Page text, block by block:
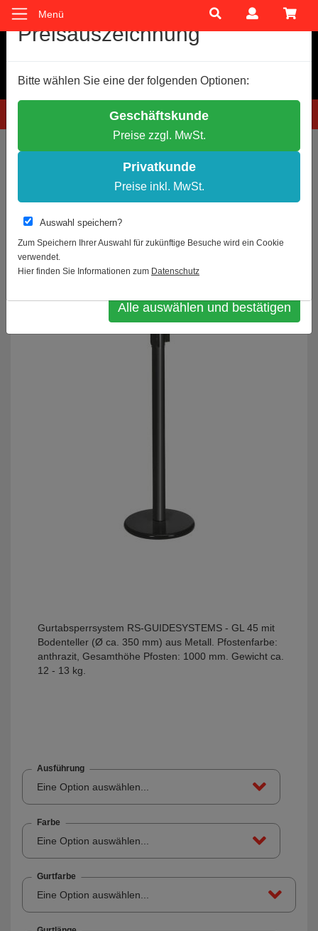
Hotline: 0781 9399888-60
Menü
Sie sind hier:
Artikel 36 von 45
Gurtabsperrpfosten RS-
GUIDESYSTEMS GL 45
Gurtabsperrsystem RS-GUIDESYSTEMS - GL 45 mit
Bodenteller (Ø ca. 350 mm) aus Metall. Pfostenfarbe:
anthrazit, Gesamthöhe Pfosten: 1000 mm. Gewicht ca.
12 - 13 kg.
Ausführung
Eine Option auswählen...
Farbe
Eine Option auswählen...
Gurtfarbe
Eine Option auswählen...
Cookie-Einstellungen
Wir verwenden Cookies, um Ihnen ein optimales
Einige Cookies sind technisch notwendig, andere dienen zu
anonymen Statistikzwecken.
Entscheiden Sie bitte selbst, welche Cookies Sie akzeptieren.
Notwendige Cookies erlauben
Weitere Infos
Datenschutz Impressum
Auswahl bestätigen
Alle auswählen und bestätigen
Preisauszeichnung
Bitte wählen Sie eine der folgenden Optionen:
Geschäftskunde
Preise zzgl. MwSt.
Privatkunde
Preise inkl. MwSt.
Auswahl speichern?
Zum Speichern Ihrer Auswahl für zukünftige Besuche wird ein Cookie
verwendet.
Hier finden Sie Informationen zum Datenschutz